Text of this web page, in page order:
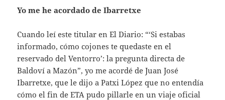
Yo me he acordado de Ibarretxe
Cuando leí este titular en El Diario: “‘Si estabas
informado, cómo cojones te quedaste en el
reservado del Ventorro’: la pregunta directa de
Baldoví a Mazón”, yo me acordé de Juan José
Ibarretxe, que le dijo a Patxi López que no entendía
cómo el fin de ETA pudo pillarle en un viaje oficial